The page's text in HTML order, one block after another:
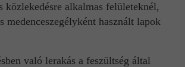
közlekedésre alkalmas felületeknél,
medenceszegélyként használt lapok
való lerakás a feszültség által